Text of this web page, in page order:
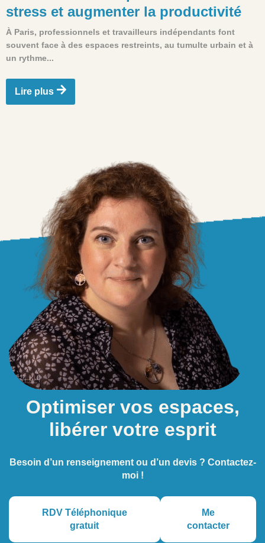
stress et augmenter la productivité
À Paris, professionnels et travailleurs indépendants font
souvent face à des espaces restreints, au tumulte urbain et à
un rythme...
Lire plus
Optimiser vos espaces,
libérer votre esprit
Besoin d’un renseignement ou d’un devis ? Contactez-
moi !
RDV Téléphonique
gratuit
Me
contacter